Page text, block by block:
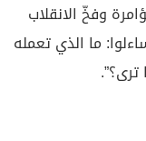
وفخّ الانقلاب
ما الذي تعمله